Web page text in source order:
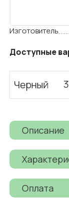
Изготовитель
Доступные
Черный
Описание
Оплата